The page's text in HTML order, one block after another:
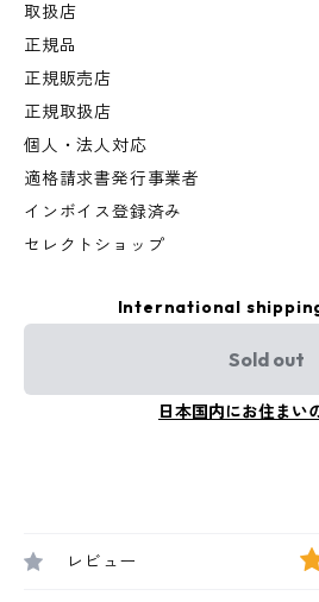
取扱店
正規品
正規販売店
正規取扱店
個人・法人対応
適格請求書発行事業者
インボイス登録済み
セレクトショップ
International
Sold out
日本国内にお住まい
レビュー